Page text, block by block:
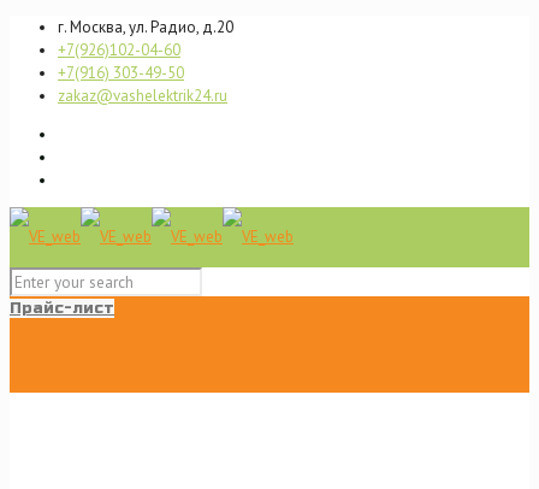
г. Москва, ул. Радио, д.20
+7(926)102-04-60
+7(916) 303-49-50
zakaz@vashelektrik24.ru
Прайс-лист